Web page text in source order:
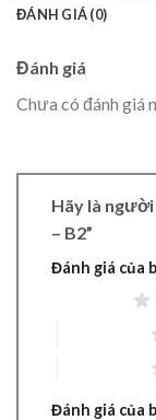
ĐÁNH GIÁ (0)
Đánh giá
Chưa có đánh giá
Hãy là
– B2”
Đánh giá của
Đánh giá của